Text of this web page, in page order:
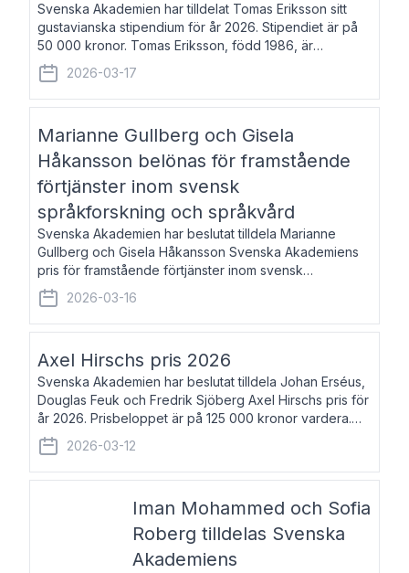
Svenska Akademien har tilldelat Tomas Eriksson sitt
gustavianska stipendium för år 2026. Stipendiet är på
50 000 kronor. Tomas Eriksson, född 1986, är
projektledare inom marknadsföring och författare och
utkom i fjol med boken Syndabocken.
2026-03-17
Marianne Gullberg och Gisela
Håkansson belönas för framstående
förtjänster inom svensk
språkforskning och språkvård
Svenska Akademien har beslutat tilldela Marianne
Gullberg och Gisela Håkansson Svenska Akademiens
pris för framstående förtjänster inom svensk
språkforskning och språkvård till minne av Carl Gabriel
och Karin Forsberg för år 2026. Prissumma
2026-03-16
Axel Hirschs pris 2026
Svenska Akademien har beslutat tilldela Johan Erséus,
Douglas Feuk och Fredrik Sjöberg Axel Hirschs pris för
år 2026. Prisbeloppet är på 125 000 kronor vardera.
Johan Erséus, född 1959, är fackboksförfattare och
journalist med mångårigt för
2026-03-12
Iman Mohammed och Sofia
Roberg tilldelas Svenska
Akademiens